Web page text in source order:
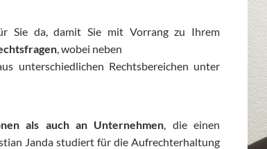
Sie da, damit Sie mit Vorrang zu Ihrem
, wobei neben
unterschiedlichen Rechtsbereichen unter
als auch an Unternehmen, die einen
Janda studiert für die Aufrechterhaltung